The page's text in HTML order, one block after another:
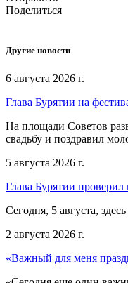
Поделиться
Другие новости
6 августа 2026 г.
Глава Бурятии на
На площади Советов
свадьбу и поздравил
5 августа 2026 г.
Глава Бурятии
Сегодня, 5 августа,
2 августа 2026 г.
«Важный для меня